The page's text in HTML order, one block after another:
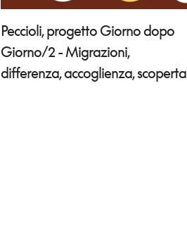
Peccioli, progetto Giorno dopo
Giorno/2 - Migrazioni,
differenza, accoglienza, scoperta